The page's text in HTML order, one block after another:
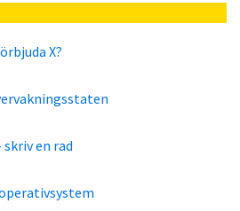
X?
en rad